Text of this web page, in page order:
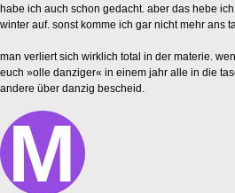
habe ich auch schon gedacht. aber das hebe
winter auf. sonst komme ich gar nicht mehr ans
man verliert sich wirklich total in der materie.
euch »olle danziger« in einem jahr alle in die
andere über danzig bescheid.